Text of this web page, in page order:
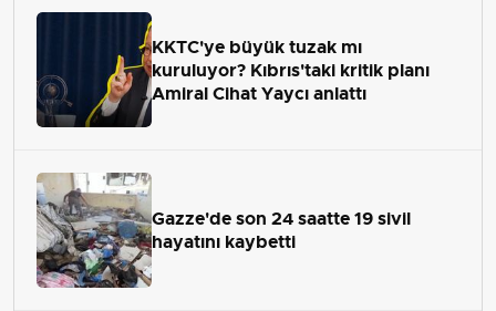
KKTC'ye büyük tuzak mı
kuruluyor? Kıbrıs'taki kritik planı
Amiral Cihat Yaycı anlattı
Gazze'de son 24 saatte 19 sivil
hayatını kaybetti